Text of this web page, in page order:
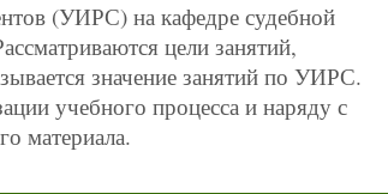
(УИРС) на кафедре судебной
цели занятий,
значение занятий по УИРС.
учебного процесса и наряду с
материала.